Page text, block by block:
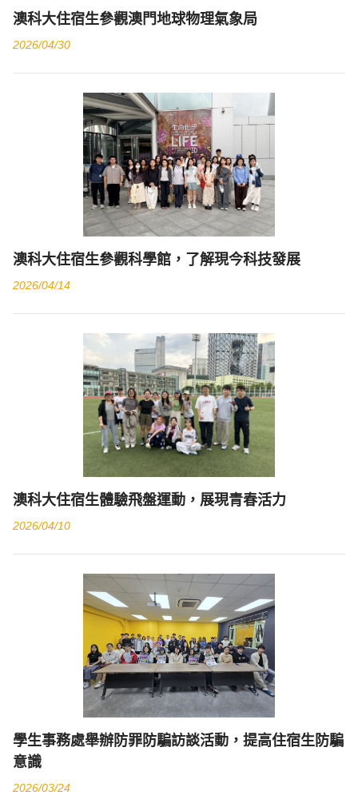
澳科大住宿生參觀澳門地球物理氣象局
2026/04/30
澳科大住宿生參觀科學館，了解現今科技發展
2026/04/14
澳科大住宿生體驗飛盤運動，展現青春活力
2026/04/10
學生事務處舉辦防罪防騙訪談活動，提高住宿生防騙
意識
2026/03/24